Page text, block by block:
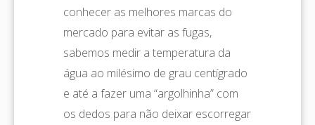
conhecer as melhores marcas do
mercado para evitar as fugas,
sabemos medir a temperatura da
água ao milésimo de grau centígrado
e até a fazer uma “argolhinha” com
os dedos para não deixar escorregar